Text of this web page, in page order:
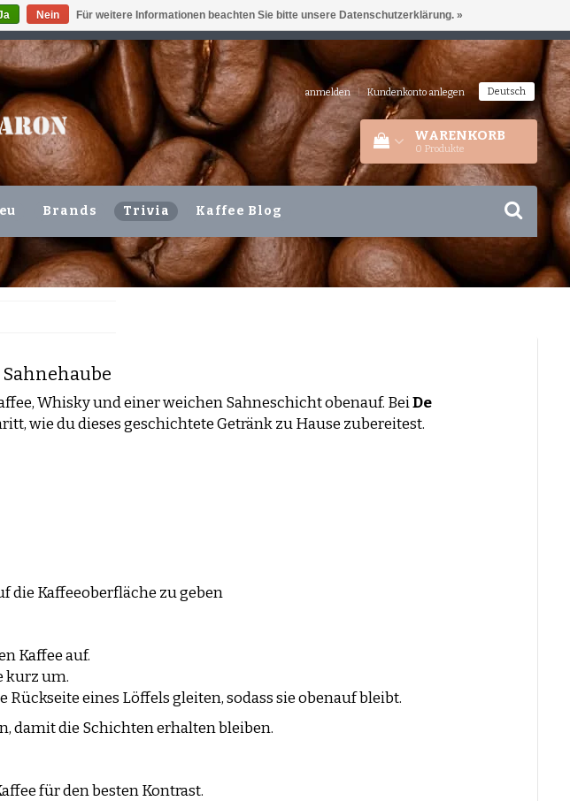
ODER ABHOLUNG IN DEN NIEDERLANDEN +31 180 44 8008
anmelden | Kundenkonto anlegen Deutsch
WARENKORB
0 Produkte
Brands Trivia Kaffee Blog
Whisky und einer weichen Sahneschicht obenauf. BeiDe
wie du dieses geschichtete Getränk zu Hause zubereitest.
die Kaffeeoberfläche zu geben
Kaffee auf.
kurz um.
Rückseite eines Löffels gleiten, sodass sie obenauf bleibt.
damit die Schichten erhalten bleiben.
für den besten Kontrast.
Nein Für weitere Informationen beachten Sie bitte unsere Datenschutzerklärung. »